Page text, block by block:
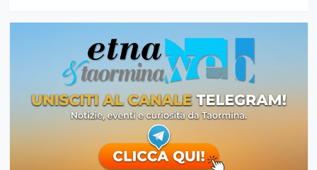
CATANIA
One
New
Fashion,